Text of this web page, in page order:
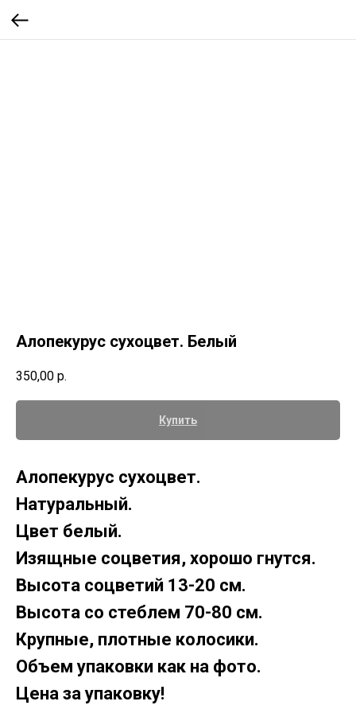
Алопекурус сухоцвет. Белый
350,00 р.
Купить
Алопекурус сухоцвет.
Натуральный.
Цвет белый.
Изящные соцветия, хорошо гнутся.
Высота соцветий 13-20 см.
Высота со стеблем 70-80 см.
Крупные, плотные колосики.
Объем упаковки как на фото.
Цена за упаковку!